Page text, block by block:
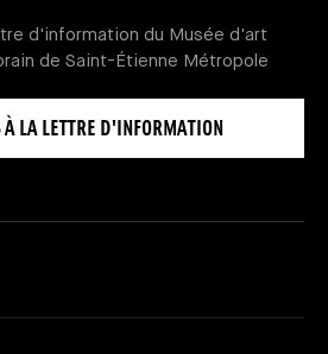
d'information du Musée d'art
de Saint-Étienne Métropole
LA LETTRE D'INFORMATION